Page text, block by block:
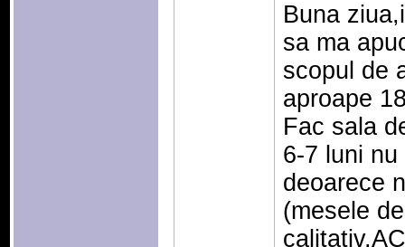
Buna
sa ma
scopul de
aproape
Fac sala
6-7 luni
deoarece
(mesele